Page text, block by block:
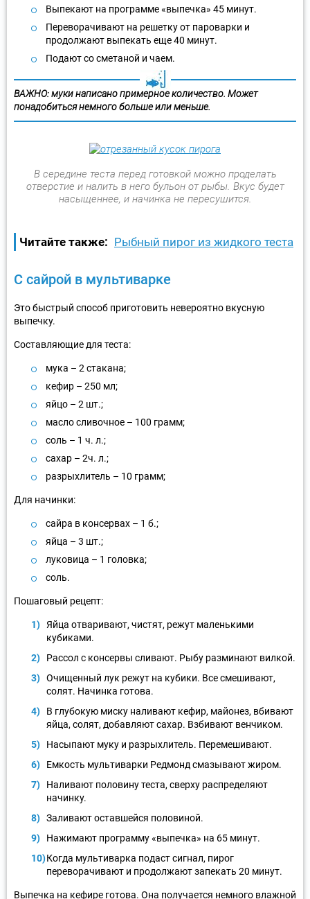
Выпекают на программе «выпечка» 45 минут.
Переворачивают на решетку от пароварки и
продолжают выпекать еще 40 минут.
Подают со сметаной и чаем.
ВАЖНО: муки написано примерное количество. Может
понадобиться немного больше или меньше.
В середине теста перед готовкой можно проделать
отверстие и налить в него бульон от рыбы. Вкус будет
насыщеннее, и начинка не пересушится.
Читайте также: Рыбный пирог из жидкого теста
С сайрой в мультиварке
Это быстрый способ приготовить невероятно вкусную
выпечку.
Составляющие для теста:
мука – 2 стакана;
кефир – 250 мл;
яйцо – 2 шт.;
масло сливочное – 100 грамм;
соль – 1 ч. л.;
сахар – 2ч. л.;
разрыхлитель – 10 грамм;
Для начинки:
сайра в консервах – 1 б.;
яйца – 3 шт.;
луковица – 1 головка;
соль.
Пошаговый рецепт:
Яйца отваривают, чистят, режут маленькими
кубиками.
Рассол с консервы сливают. Рыбу разминают вилкой.
Очищенный лук режут на кубики. Все смешивают,
солят. Начинка готова.
В глубокую миску наливают кефир, майонез, вбивают
яйца, солят, добавляют сахар. Взбивают венчиком.
Насыпают муку и разрыхлитель. Перемешивают.
Емкость мультиварки Редмонд смазывают жиром.
Наливают половину теста, сверху распределяют
начинку.
Заливают оставшейся половиной.
Нажимают программу «выпечка» на 65 минут.
Когда мультиварка подаст сигнал, пирог
переворачивают и продолжают запекать 20 минут.
Выпечка на кефире готова. Она получается немного влажной